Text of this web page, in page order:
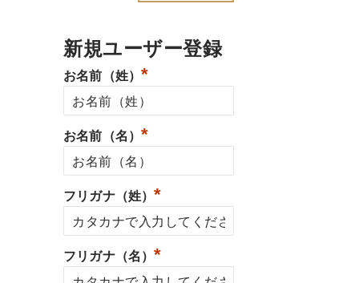
新規ユーザー登録
お名前（姓）*
お名前（名）*
フリガナ（姓）*
フリガナ（名）*